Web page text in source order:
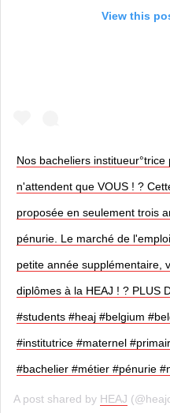
View this
Nos bacheliers
n'attendent que VOUS ! ?
proposée en seulement trois
pénurie. Le marché de
petite année supplémentaire,
diplômes à la HEAJ ! ? PLUS
#students #heaj #belgium
#institutrice #maternel
#bachelier #métier #pénurie
A post shared by HEAJ